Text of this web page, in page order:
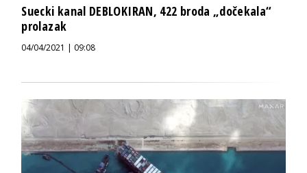
Suecki kanal DEBLOKIRAN, 422 broda „dočekala“
prolazak
04/04/2021 | 09:08